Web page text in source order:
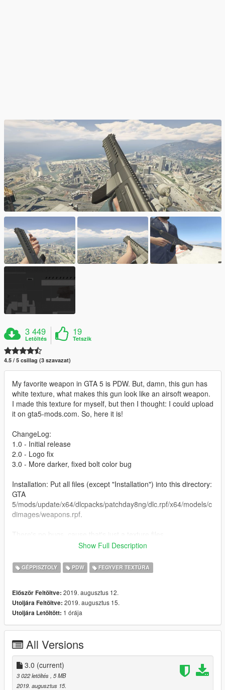
3 449
Letöltés
19
Tetszik
4.5 / 5 csillag (3 szavazat)
My favorite weapon in GTA 5 is PDW. But, damn, this gun has
white texture, what makes this gun look like an airsoft weapon.
I made this texture for myself, but then I thought: I could upload
it on gta5-mods.com. So, here it is!
ChangeLog:
1.0 - Initial release
2.0 - Logo fix
3.0 - More darker, fixed bolt color bug
Installation: Put all files (except "Installation") into this directory:
GTA
5/mods/update/x64/dlcpacks/patchday8ng/dlc.rpf/x64/models/c
dimages/weapons.rpf.
Show Full Description
GÉPPISZTOLY PDW FEGYVER TEXTÚRA
Először Feltöltve: 2019. augusztus 12.
Utoljára Feltöltve: 2019. augusztus 15.
Utoljára Letöltött: 1 órája
All Versions
3.0 (current)
3 022 letöltés , 5 MB
2019. augusztus 15.